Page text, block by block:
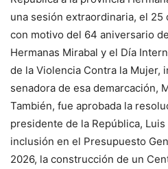
una sesión extraordinaria, el 25
con motivo del 64 aniversario
Hermanas Mirabal y el Día
de la Violencia Contra la Mujer,
senadora de esa demarcación,
También, fue aprobada la
presidente de la República,
inclusión en el Presupuesto
2026, la construcción de un